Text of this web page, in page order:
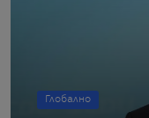
Глобално